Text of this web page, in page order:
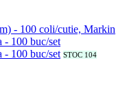
- 100 buc/set STOC 104